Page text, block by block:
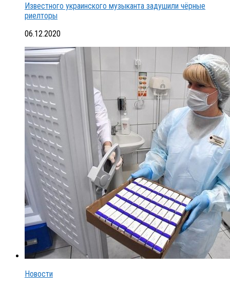
Известного украинского музыканта задушили чёрные
риелторы
06.12.2020
Новости